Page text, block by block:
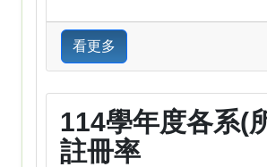
看更多
114學年度各系(
註冊率